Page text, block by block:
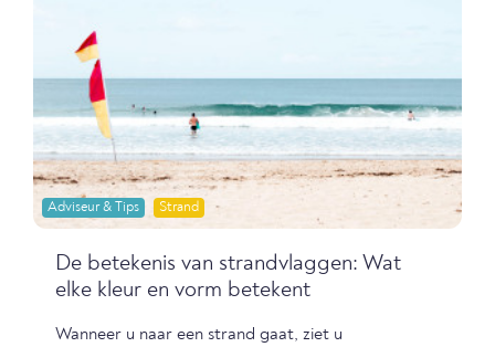
Adviseur & Tips Strand
De betekenis van strandvlaggen: Wat
elke kleur en vorm betekent
Wanneer u naar een strand gaat, ziet u